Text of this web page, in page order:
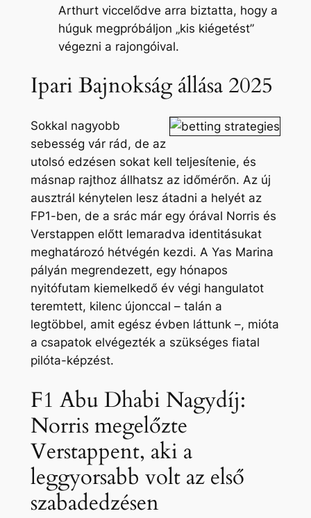
Arthurt viccelődve arra biztatta, hogy a
húguk megpróbáljon „kis kiégetést”
végezni a rajongóival.
Ipari Bajnokság állása 2025
Sokkal nagyobb
sebesség vár rád, de az
utolsó edzésen sokat kell teljesítenie, és
másnap rajthoz állhatsz az időmérőn. Az új
ausztrál kénytelen lesz átadni a helyét az
FP1-ben, de a srác már egy órával Norris és
Verstappen előtt lemaradva identitásukat
meghatározó hétvégén kezdi. A Yas Marina
pályán megrendezett, egy hónapos
nyitófutam kiemelkedő év végi hangulatot
teremtett, kilenc újonccal – talán a
legtöbbel, amit egész évben láttunk –, mióta
a csapatok elvégezték a szükséges fiatal
pilóta-képzést.
F1 Abu Dhabi Nagydíj:
Norris megelőzte
Verstappent, aki a
leggyorsabb volt az első
szabadedzésen